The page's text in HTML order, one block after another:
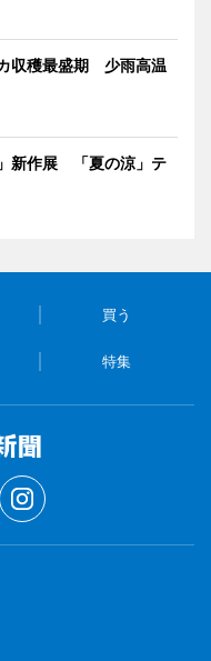
収穫最盛期 少雨高温
新作展 「夏の涼」テ
買う
特集